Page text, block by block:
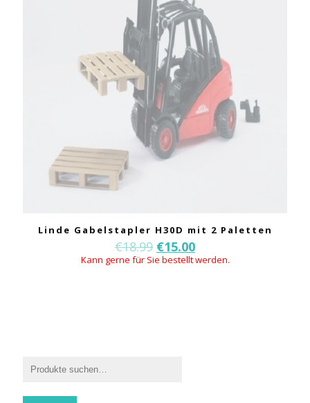
Linde Gabelstapler H30D mit 2 Paletten
€18.99 €15.00
Kann gerne für Sie bestellt werden.